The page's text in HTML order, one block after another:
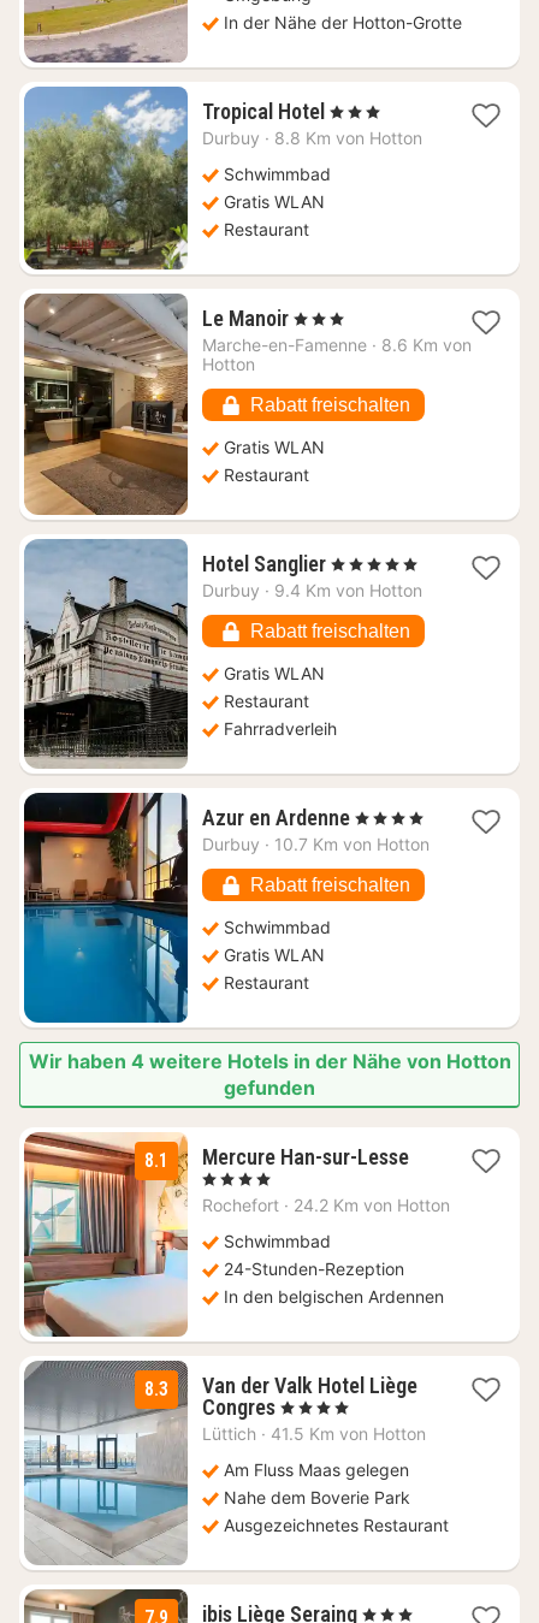
In der Nähe der Hotton-Grotte
Tropical Hotel 1
Nacht
128,36
, 3 Sterne
Durbuy · 8.8 Km von Hotton
Schwimmbad
Gratis WLAN
Restaurant
Le Manoir1
Nacht
€
, 3 Sterne
Marche-en-Famenne · 8.6 Km von
Hotton
Rabatt freischalten
Gratis WLAN
Restaurant
Hotel Sanglier1
Nacht
169,27
€
, 5 Sterne
Durbuy · 9.4 Km von Hotton
Rabatt freischalten
Gratis WLAN
Restaurant
Fahrradverleih
Azur en Ardenne1
Nacht
102,69
€
, 4 Sterne
Durbuy · 10.7 Km von Hotton
Rabatt freischalten
Schwimmbad
Gratis WLAN
Restaurant
Wir haben 4 weitere Hotels in der Nähe von Hotton
gefunden
8.1 Mercure Han-sur-Lesse1
ab
, 4 Sterne
Rochefort · 24.2 Km von Hotton
Schwimmbad
24-Stunden-Rezeption
In den belgischen Ardennen
8.3
Van der Valk Hotel Liège
Congres1
Nacht
138
€
, 4 Sterne
Lüttich · 41.5 Km von Hotton
Am Fluss Maas gelegen
Nahe dem Boverie Park
Ausgezeichnetes Restaurant
7.9 ibis Liège Seraing1
, 3 Sterne